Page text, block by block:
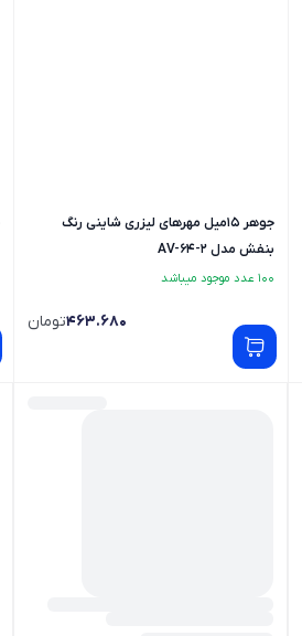
جوهر 15میل مهرهای لیزری شاینی رنگ
بنفش مدل AV-64-2
100 عدد موجود میباشد
463.680تومان